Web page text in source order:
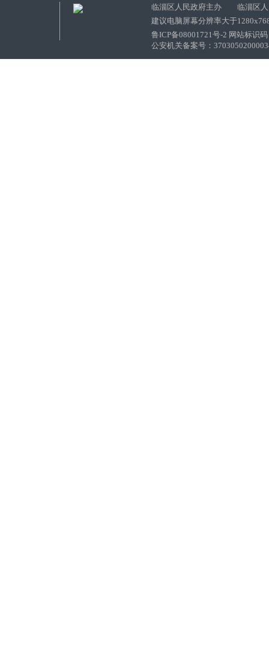
临淄区人民政府主办 临淄区人
建议电脑屏幕分辨率大于
鲁ICP备08001721号-2 网站标识
公安机关备案号：